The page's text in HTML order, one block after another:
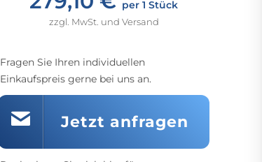
per 1 Stück
zzgl. MwSt. und Versand
Fragen Sie Ihren individuellen
Einkaufspreis gerne bei uns an.
Jetzt anfragen